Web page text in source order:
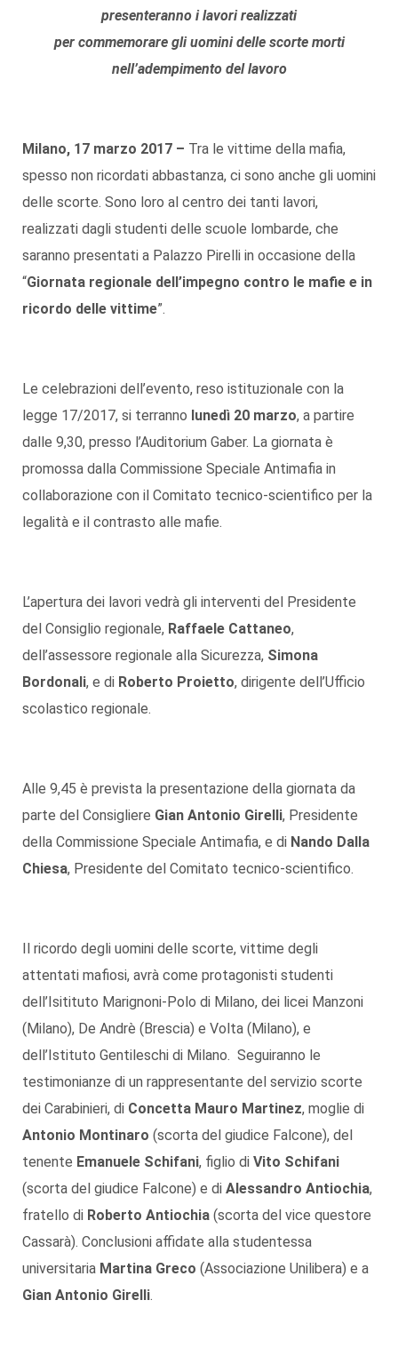
presenteranno i lavori realizzati
per commemorare gli uomini delle scorte morti
nell’adempimento del lavoro
Milano, 17 marzo 2017 – Tra le vittime della mafia,
spesso non ricordati abbastanza, ci sono anche gli uomini
delle scorte. Sono loro al centro dei tanti lavori,
realizzati dagli studenti delle scuole lombarde, che
saranno presentati a Palazzo Pirelli in occasione della
“Giornata regionale dell’impegno contro le mafie e in
ricordo delle vittime”.
Le celebrazioni dell’evento, reso istituzionale con la
legge 17/2017, si terranno lunedì 20 marzo, a partire
dalle 9,30, presso l’Auditorium Gaber. La giornata è
promossa dalla Commissione Speciale Antimafia in
collaborazione con il Comitato tecnico-scientifico per la
legalità e il contrasto alle mafie.
L’apertura dei lavori vedrà gli interventi del Presidente
del Consiglio regionale, Raffaele Cattaneo,
dell’assessore regionale alla Sicurezza, Simona
Bordonali, e di Roberto Proietto, dirigente dell’Ufficio
scolastico regionale.
Alle 9,45 è prevista la presentazione della giornata da
parte del Consigliere Gian Antonio Girelli, Presidente
della Commissione Speciale Antimafia, e di Nando Dalla
Chiesa, Presidente del Comitato tecnico-scientifico.
Il ricordo degli uomini delle scorte, vittime degli
attentati mafiosi, avrà come protagonisti studenti
dell’Isitituto Marignoni-Polo di Milano, dei licei Manzoni
(Milano), De Andrè (Brescia) e Volta (Milano), e
dell’Istituto Gentileschi di Milano. Seguiranno le
testimonianze di un rappresentante del servizio scorte
dei Carabinieri, di Concetta Mauro Martinez, moglie di
Antonio Montinaro (scorta del giudice Falcone), del
tenente Emanuele Schifani, figlio di Vito Schifani
(scorta del giudice Falcone) e di Alessandro Antiochia,
fratello di Roberto Antiochia (scorta del vice questore
Cassarà). Conclusioni affidate alla studentessa
universitaria Martina Greco (Associazione Unilibera) e a
Gian Antonio Girelli.